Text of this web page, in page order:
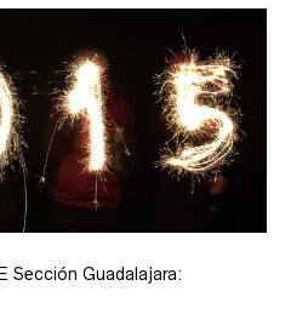
Sección Guadalajara: